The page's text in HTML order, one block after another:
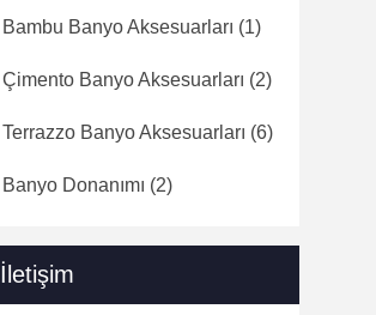
Bambu Banyo Aksesuarları (1)
Çimento Banyo Aksesuarları (2)
Terrazzo Banyo Aksesuarları (6)
Banyo Donanımı (2)
İletişim